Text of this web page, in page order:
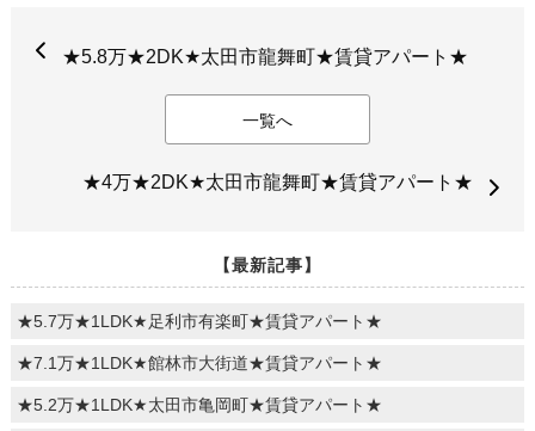
★5.8万★2DK★太田市龍舞町★賃貸アパート★
一覧へ
★4万★2DK★太田市龍舞町★賃貸アパート★
【最新記事】
★5.7万★1LDK★足利市有楽町★賃貸アパート★
★7.1万★1LDK★館林市大街道★賃貸アパート★
★5.2万★1LDK★太田市亀岡町★賃貸アパート★